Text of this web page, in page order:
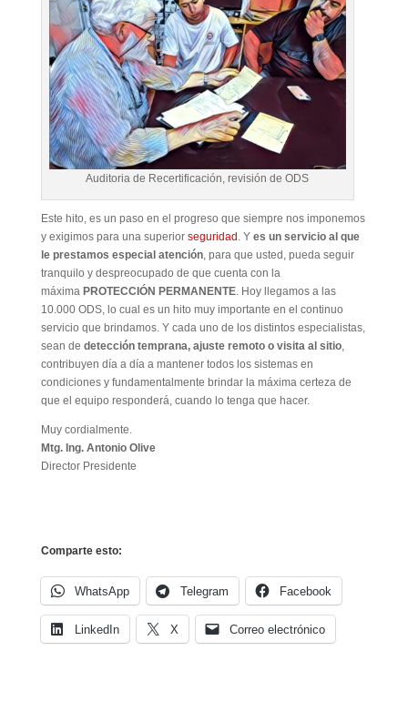
Auditoria de Recertificación, revisión de ODS
Este hito, es un paso en el progreso que siempre nos imponemos
y exigimos para una superior seguridad . Y es un servicio al que
le prestamos especial atención, para que usted, pueda seguir
tranquilo y despreocupado de que cuenta con la
máxima PROTECCIÓN PERMANENTE. Hoy llegamos a las
10.000 ODS, lo cual es un hito muy importante en el continuo
servicio que brindamos. Y cada uno de los distintos especialistas,
sean de detección temprana, ajuste remoto o visita al sitio,
contribuyen día a día a mantener todos los sistemas en
condiciones y fundamentalmente brindar la máxima certeza de
que el equipo responderá, cuando lo tenga que hacer.
Muy cordialmente.
Mtg. Ing. Antonio Olive
Director Presidente
Comparte esto:
WhatsApp Telegram Facebook
LinkedIn X Correo electrónico